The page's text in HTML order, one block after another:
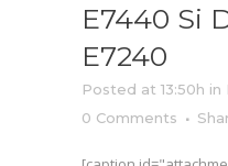
E7440 Si
E7240
Posted at 13:50h in
0 Comments